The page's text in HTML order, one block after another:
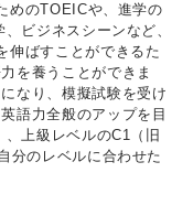
めのTOEICや、進学の
ビジネスシーンなど、
伸ばすことができるた
を養うことができま
なり、模擬試験を受け
語力全般のアップを目
上級レベルのC1（旧
分のレベルに合わせた